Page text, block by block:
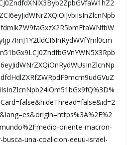
oriente-macron-
una-coalicion-eeuu-israel-